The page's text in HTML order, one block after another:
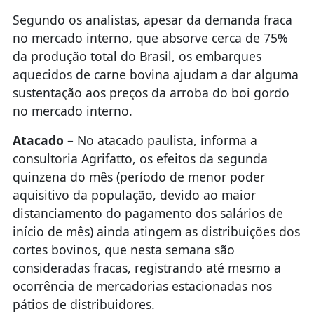
Segundo os analistas, apesar da demanda fraca
no mercado interno, que absorve cerca de 75%
da produção total do Brasil, os embarques
aquecidos de carne bovina ajudam a dar alguma
sustentação aos preços da arroba do boi gordo
no mercado interno.
Atacado – No atacado paulista, informa a
consultoria Agrifatto, os efeitos da segunda
quinzena do mês (período de menor poder
aquisitivo da população, devido ao maior
distanciamento do pagamento dos salários de
início de mês) ainda atingem as distribuições dos
cortes bovinos, que nesta semana são
consideradas fracas, registrando até mesmo a
ocorrência de mercadorias estacionadas nos
pátios de distribuidores.